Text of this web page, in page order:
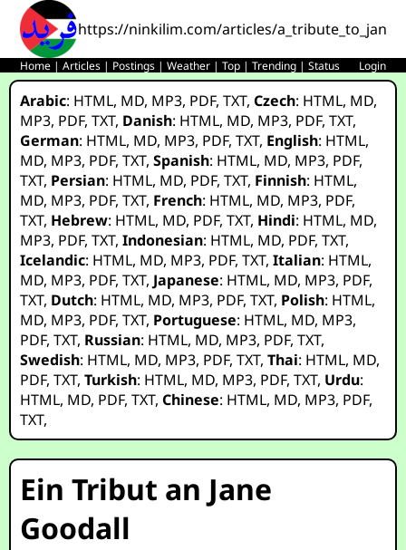
https://ninkilim.com/articles/
Home |Articles | Postings |Weather |Top |Trending |Status Login
Arabic: HTML, MD, MP3, PDF,TXT,Czech: HTML, MD,
MP3, PDF,TXT, Danish: HTML, MD, MP3, PDF,TXT,
German: HTML, MD, MP3, PDF,TXT, English: HTML,
MD, MP3, PDF,TXT,Spanish: HTML, MD, MP3, PDF,
TXT, Persian: HTML, MD, PDF,TXT, Finnish: HTML,
MD, MP3, PDF,TXT, French: HTML, MD, MP3, PDF,
TXT, Hebrew: HTML, MD, PDF,TXT, Hindi: HTML, MD,
MP3, PDF,TXT,Indonesian: HTML, MD, PDF,TXT,
Icelandic: HTML, MD, MP3, PDF,TXT,Italian: HTML,
MD, MP3, PDF,TXT, Japanese: HTML, MD, MP3, PDF,
TXT, Dutch: HTML, MD, MP3, PDF,TXT, Polish: HTML,
MD, MP3, PDF,TXT, Portuguese: HTML, MD, MP3,
PDF,TXT, Russian: HTML, MD, MP3, PDF,TXT,
Swedish: HTML, MD, MP3, PDF,TXT,Thai: HTML, MD,
PDF,TXT,Turkish: HTML, MD, MP3, PDF,TXT, Urdu:
HTML, MD, PDF,TXT,Chinese: HTML, MD, MP3, PDF,
TXT,
Ein Tribut an Jane
Goodall